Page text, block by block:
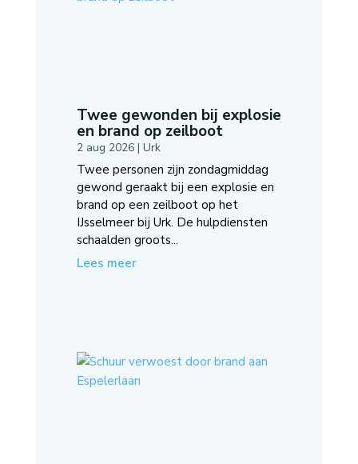
Twee gewonden bij explosie
en brand op zeilboot
2 aug 2026| Urk
Twee personen zijn zondagmiddag
gewond geraakt bij een explosie en
brand op een zeilboot op het
IJsselmeer bij Urk. De hulpdiensten
schaalden groots...
Lees meer